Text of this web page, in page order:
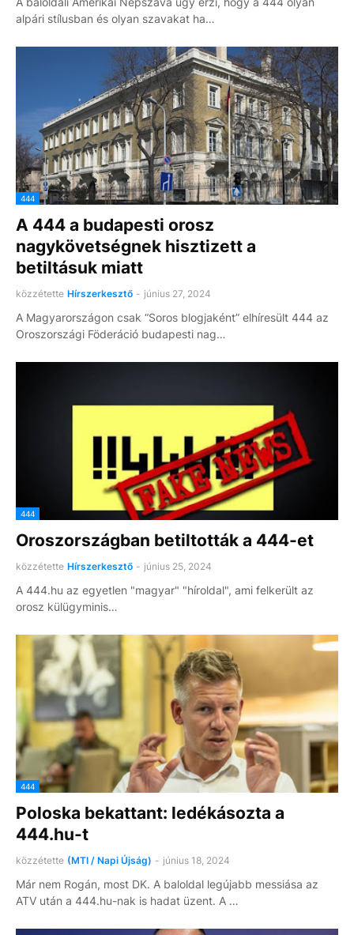
alpári stílusban és olyan szavakat ha…
444
A 444 a budapesti orosz
nagykövetségnek hisztizett a
betiltásuk miatt
közzétette Hírszerkesztő - június 27, 2024
A Magyarországon csak “Soros blogjaként” elhíresült 444 az
Oroszországi Föderáció budapesti nag…
444
Oroszországban betiltották a 444-et
közzétette Hírszerkesztő - június 25, 2024
A 444.hu az egyetlen "magyar" "híroldal", ami felkerült az
orosz külügyminis…
444
Poloska bekattant: ledékásozta a
444.hu-t
közzétette (MTI / Napi Újság) - június 18, 2024
Már nem Rogán, most DK. A baloldal legújabb messiása az
ATV után a 444.hu-nak is hadat üzent. A …